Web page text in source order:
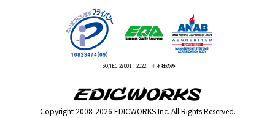
ISO/IEC 27001：2022 ※本社のみ
Copyright 2008-2026 EDICWORKS Inc. All Rights Reserved.